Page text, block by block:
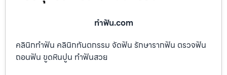
ทําฟัน.com
คลินิกทำฟัน คลินิกทันตกรรม จัดฟัน รักษารากฟัน ตรวจฟัน
ถอนฟัน ขูดหินปูน ทำฟันสวย